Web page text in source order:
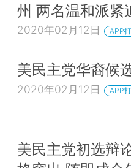
州 两名温和派紧
2020年02月12日 APP
美民主党华裔候
2020年02月12日 APP
美民主党初选辩